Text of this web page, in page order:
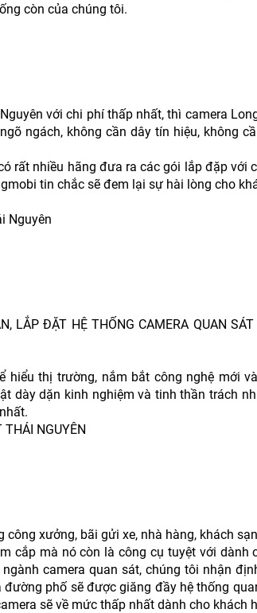
còn của chúng tôi.
với chi phí thấp nhất, thì camera
ngách, không cần dây tín hiệu, không
rất nhiều hãng đưa ra các gói lắp đặp với
tin chắc sẽ đem lại sự hài lòng cho
Nguyên
LẮP ĐẶT HỆ THỐNG CAMERA QUAN
hiểu thị trường, nắm bắt công nghệ mới
dày dặn kinh nghiệm và tinh thần trách
NGUYÊN
xưởng, bãi gửi xe, nhà hàng, khách
cắp mà nó còn là công cụ tuyệt với dành
camera quan sát, chúng tôi nhận
phố sẽ được giăng đầy hệ thống
sẽ về mức thấp nhất dành cho khách